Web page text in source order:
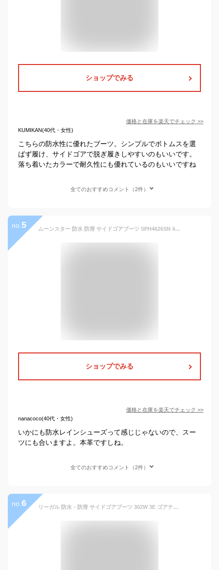
ショップでみる
価格と在庫を楽天でチェック >>
KUMIKAN(40代・女性)
こちらの防水性に優れたブーツ。シンプルでボトムスを選
ばず履け、サイドゴアで脱ぎ履きしやすいのもいいです。
落ち着いたカラーで耐久性にも優れているのもいいですね
全てのおすすめコメント（2件）
no. 5 ムーンスター 防水 防滑 サイドゴアブーツ SPH4626SN 4E バランスワークス 本革 メンズ ビジネス レザー Moonstar BALANCE WORKS
ショップでみる
価格と在庫を楽天でチェック >>
nanacoco(40代・女性)
いかにも防水レインシューズって感じじゃないので、スー
ツにも合いますよ。本革ですしね。
全てのおすすめコメント（2件）
no. 6 リーガル 防水・防滑 サイドゴアブーツ 302W 3E ゴアテックス 雪国 冬用 軽量 メンズブーツ 紳士ブーツ Regal Walker 302WBBW 284WBBW